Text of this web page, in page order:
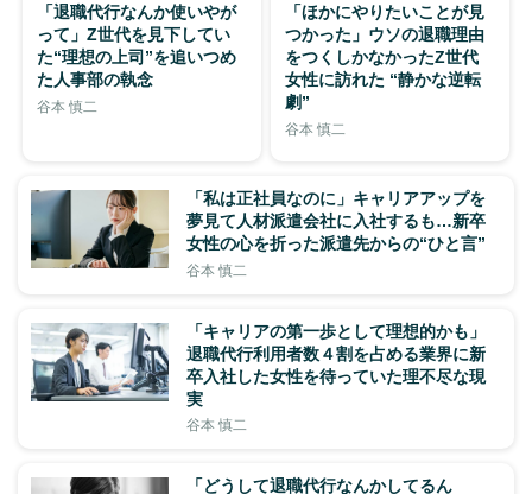
「退職代行なんか使いやが
って」Z世代を見下してい
た“理想の上司”を追いつめ
た人事部の執念
谷本 慎二
「ほかにやりたいことが見
つかった」ウソの退職理由
をつくしかなかったZ世代
女性に訪れた “静かな逆転
劇”
谷本 慎二
「私は正社員なのに」キャリアアップを
夢見て人材派遣会社に入社するも…新卒
女性の心を折った派遣先からの“ひと言”
谷本 慎二
「キャリアの第一歩として理想的かも」
退職代行利用者数４割を占める業界に新
卒入社した女性を待っていた理不尽な現
実
谷本 慎二
「どうして退職代行なんかしてるん